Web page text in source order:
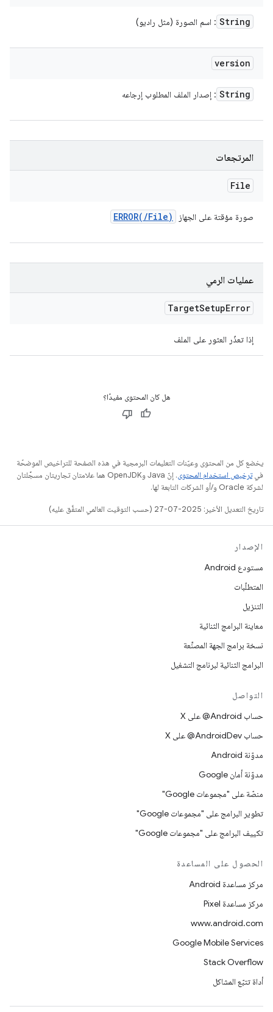
String : اسم الصورة (مثل راديو)
version
String : إصدار الملف المطلوب إرجاعه
المرتجعات
File
صورة مؤقتة على الجهاز ERROR( /File)
عمليات الرمي
TargetSetupError
إذا تعذّر العثور على الملف
هل كان المحتوى مفيدًا؟
يخضع كل من المحتوى وعيّنات التعليمات البرمجية في هذه الصفحة للتراخيص الموضحّة
فيترخيص استخدام المحتوى
. إنّ Java وOpenJDK هما علامتان تجاريتان مسجَّلتان
لشركة Oracle و/أو الشركات التابعة لها.
تاريخ التعديل الأخير: 2025-07-27 (حسب التوقيت العالمي المتفَّق عليه)
الإصدار
مستودع Android
المتطلّبات
التنزيل
معاينة البرامج الثنائية
نسخة برامج الجهة المصنِّعة
البرامج الثنائية لبرنامج التشغيل
التواصل
حساب ‎@Android على X
حساب ‎@AndroidDev على X
مدوّنة Android
مدوّنة أمان Google
منصّة على "مجموعات Google"
تطوير البرامج على "مجموعات Google"
تكييف البرامج على "مجموعات Google"
الحصول على المساعدة
مركز مساعدة Android
مركز مساعدة Pixel
www.android.com
Google Mobile Services
Stack Overflow
أداة تتبّع المشاكل